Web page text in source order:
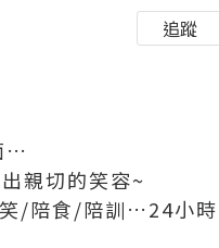
追蹤
…
親切的笑容~
/陪食/陪訓…24小時